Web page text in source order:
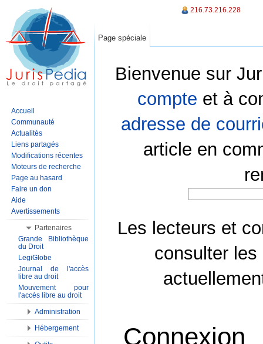
Bienvenue sur
compte et à
adresse de
article en
Les lecteurs et
consulter les
Connexion
216.73.216.228
Page spéciale
Accueil
Communauté
Actualités
Liens partagés
Modifications récentes
Moteurs de recherche
Page au hasard
Faire un don
Aide
Avertissements
Partenaires
Grande Bibliothèque
du Droit
LegiGlobe
Journal de l'accès
libre au droit
Mouvement pour
l'accès libre au droit
Administration
Hébergement